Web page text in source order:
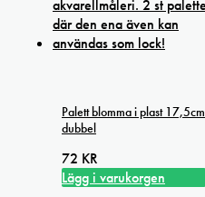
Palett blomma i plast 17,5cm
dubbel
72 KR
Lägg i varukorgen